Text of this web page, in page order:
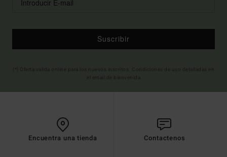
Suscribir
Encuentra una tienda Contactenos